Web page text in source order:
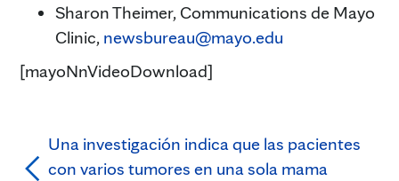
Sharon Theimer, Communications de Mayo
Clinic, newsbureau@mayo.edu
[mayoNnVideoDownload]
Una investigación indica que las pacientes
con varios tumores en una sola mama